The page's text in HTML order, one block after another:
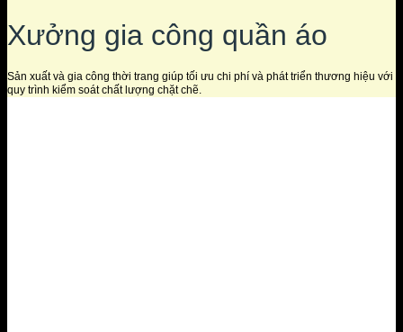
Xưởng gia công quần áo
Sản xuất và gia công thời trang giúp tối ưu chi phí và phát triển thương hiệu với
quy trình kiểm soát chất lượng chặt chẽ.